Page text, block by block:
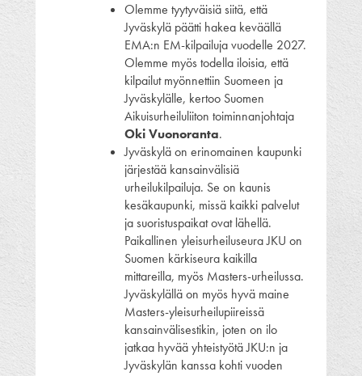
Olemme tyytyväisiä siitä, että
Jyväskylä päätti hakea keväällä
EMA:n EM-kilpailuja vuodelle 2027.
Olemme myös todella iloisia, että
kilpailut myönnettiin Suomeen ja
Jyväskylälle, kertoo Suomen
Aikuisurheiluliiton toiminnanjohtaja
Oki Vuonoranta.
Jyväskylä on erinomainen kaupunki
järjestää kansainvälisiä
urheilukilpailuja. Se on kaunis
kesäkaupunki, missä kaikki palvelut
ja suoristuspaikat ovat lähellä.
Paikallinen yleisurheiluseura JKU on
Suomen kärkiseura kaikilla
mittareilla, myös Masters-urheilussa.
Jyväskylällä on myös hyvä maine
Masters-yleisurheilupiireissä
kansainvälisestikin, joten on ilo
jatkaa hyvää yhteistyötä JKU:n ja
Jyväskylän kanssa kohti vuoden